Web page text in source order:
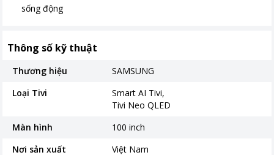
sống động
Thông số kỹ thuật
Thương hiệu
SAMSUNG
Loại Tivi
Smart AI Tivi
Tivi Neo QLED
Màn hình
100 inch
Nơi sản xuất
Việt Nam